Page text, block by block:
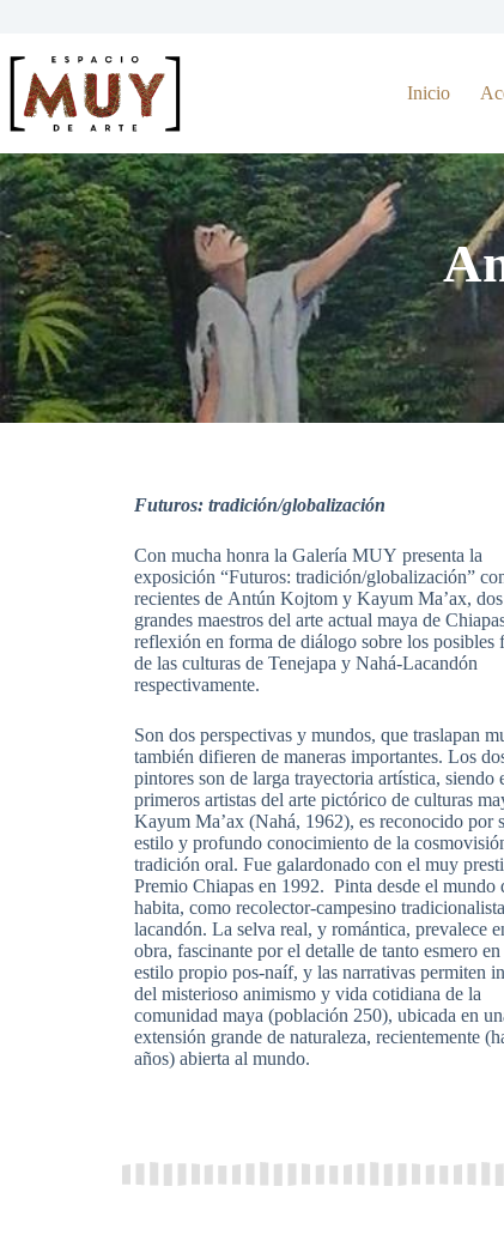
Inicio
Futuros: tradición/globalización
Con mucha honra la Galería MUY presenta la
exposición “Futuros: tradición/globalización”
recientes de Antún Kojtom y Kayum Ma’ax,
grandes maestros del arte actual maya de
reflexión en forma de diálogo sobre los posibles
de las culturas de Tenejapa y Nahá-Lacandón
respectivamente.
Son dos perspectivas y mundos, que traslapan
también difieren de maneras importantes. Los
pintores son de larga trayectoria artística, siendo
primeros artistas del arte pictórico de culturas
Kayum Ma’ax (Nahá, 1962), es reconocido por
estilo y profundo conocimiento de la
tradición oral. Fue galardonado con el muy
Premio Chiapas en 1992. Pinta desde el mundo
habita, como recolector-campesino
lacandón. La selva real, y romántica, prevalece
obra, fascinante por el detalle de tanto esmero en
estilo propio pos-naíf, y las narrativas permiten
del misterioso animismo y vida cotidiana de la
comunidad maya (población 250), ubicada en
extensión grande de naturaleza, recientemente
años) abierta al mundo.